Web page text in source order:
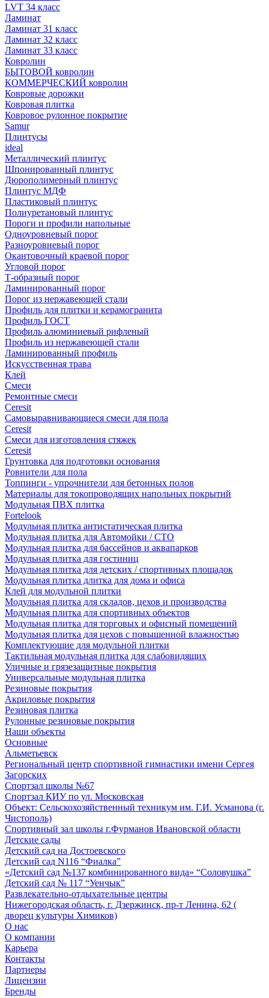
LVT 34 класс
Ламинат
Ламинат 31 класс
Ламинат 32 класс
Ламинат 33 класс
Ковролин
БЫТОВОЙ ковролин
КОММЕРЧЕСКИЙ ковролин
Ковровые дорожки
Ковровая плитка
Ковровое рулонное покрытие
Samur
Плинтусы
ideal
Металлический плинтус
Шпонированный плинтус
Дюрополимерный плинтус
Плинтус МДФ
Пластиковый плинтус
Полиуретановый плинтус
Пороги и профили напольные
Одноуровневый порог
Разноуровневый порог
Окантовочный краевой порог
Угловой порог
Т-образный порог
Ламинированный порог
Порог из нержавеющей стали
Профиль для плитки и керамогранита
Профиль ГОСТ
Профиль алюминиевый рифленый
Профиль из нержавеющей стали
Ламинированный профиль
Искусственная трава
Клей
Смеси
Ремонтные смеси
Ceresit
Самовыравнивающиеся смеси для пола
Ceresit
Смеси для изготовления стяжек
Ceresit
Грунтовка для подготовки основания
Ровнители для пола
Топпинги - упрочнители для бетонных полов
Материалы для токопроводящих напольных покрытий
Модульная ПВХ плитка
Fortelook
Модульная плитка антистатическая плитка
Модульная плитка для Автомойки / СТО
Модульная плитка для бассейнов и аквапарков
Модульная плитка для гостиниц
Модульная плитка для детских / спортивных площадок
Модульная плитка длитка для дома и офиса
Клей для модульной плитки
Модульная плитка для складов, цехов и производства
Модульная плитка для спортивных объектов
Модульная плитка для торговых и офисный помещений
Модульная плитка для цехов с повышенной влажностью
Комплектующие для модульной плитки
Тактильная модульная плитка для слабовидящих
Уличные и грязезащитные покрытия
Универсальные модульная плитка
Резиновые покрытия
Акриловые покрытия
Резиновая плитка
Рулонные резиновые покрытия
Наши объекты
Основные
Альметьевск
Региональный центр спортивной гимнастики имени Сергея
Загорских
Спортзал школы №67
Спортзал КИУ по ул. Московская
Объект: Сельскохозяйственный техникум им. Г.И. Усманова (г.
Чистополь)
Спортивный зал школы г.Фурманов Ивановской области
Детские сады
Детский сад на Достоевского
Детский сад N116 “Фиалка”
«Детский сад №137 комбинированного вида» “Соловушка”
Детский сад № 117 “Уенчык”
Развлекательно-отдыхательные центры
Нижегородская область, г. Дзержинск, пр-т Ленина, 62 (
дворец культуры Химиков)
О нас
О компании
Карьера
Контакты
Партнеры
Лицензии
Бренды